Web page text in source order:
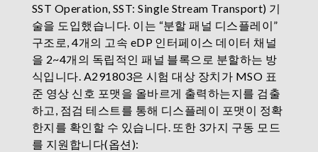
SST Operation, SST: Single Stream Transport) 기
술을 도입했습니다. 이는 “분할 패널 디스플레이”
구조로, 4개의 고속 eDP 인터페이스 데이터 채널
을 2~4개의 독립적인 패널 블록으로 분할하는 방
식입니다. A291803은 시험 대상 장치가 MSO 표
준 영상 신호 포맷을 올바르게 출력하는지를 검출
하고, 점검 테스트를 통해 디스플레이 포맷이 정확
한지를 확인할 수 있습니다. 또한 3가지 구동 모드
를 지원합니다(옵션):